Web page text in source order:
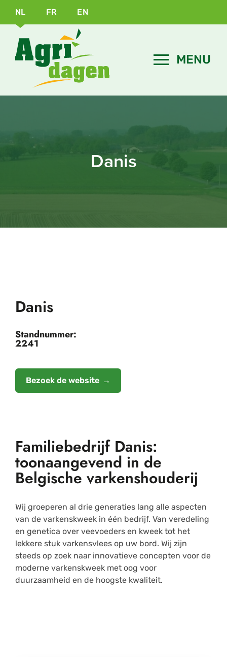
NL FR EN
Danis
Danis
Standnummer:
2241
Bezoek de website
Familiebedrijf Danis:
toonaangevend in de
Belgische varkenshouderij
Wij groeperen al drie generaties lang alle aspecten
van de varkenskweek in één bedrijf. Van veredeling
en genetica over veevoeders en kweek tot het
lekkere stuk varkensvlees op uw bord. Wij zijn
steeds op zoek naar innovatieve concepten voor de
moderne varkenskweek met oog voor
duurzaamheid en de hoogste kwaliteit.